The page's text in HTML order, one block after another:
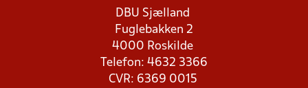
DBU Sjælland
Fuglebakken 2
4000 Roskilde
Telefon: 4632 3366
CVR: 6369 0015